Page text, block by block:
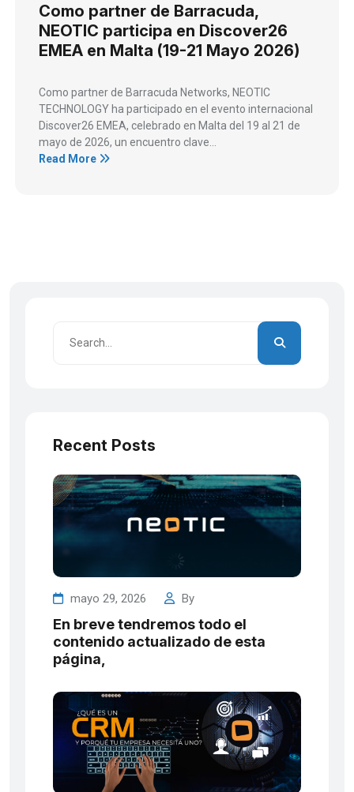
Como partner de Barracuda,
NEOTIC participa en Discover26
EMEA en Malta (19-21 Mayo 2026)
Como partner de Barracuda Networks, NEOTIC
TECHNOLOGY ha participado en el evento internacional
Discover26 EMEA, celebrado en Malta del 19 al 21 de
mayo de 2026, un encuentro clave...
Read More
Recent Posts
mayo 29, 2026 By
En breve tendremos todo el
contenido actualizado de esta
página,